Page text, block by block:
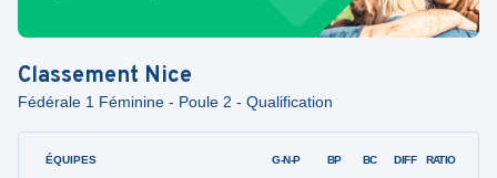
Classement Nice
Fédérale 1 Féminine - Poule 2 - Qualification
ÉQUIPES G-N-P BP BC DIFF RATIO